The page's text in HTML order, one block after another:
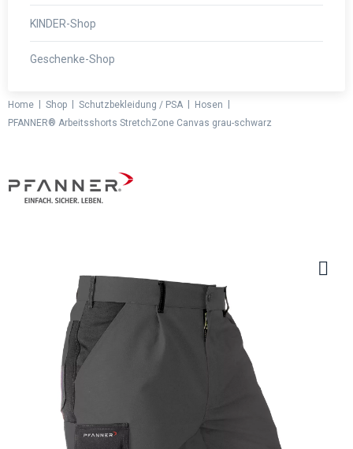
KINDER-Shop
Geschenke-Shop
Home Shop Schutzbekleidung / PSA Hosen
PFANNER® Arbeitsshorts StretchZone Canvas grau-schwarz